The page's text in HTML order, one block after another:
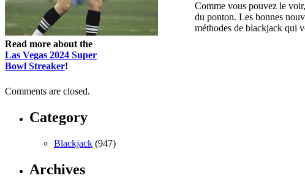
Read more about the
Las Vegas 2024 Super
Bowl Streaker!
Comme vous pouvez le
du ponton. Les bonnes
méthodes de blackjack qui
Comments are closed.
Category
Blackjack (947)
Archives